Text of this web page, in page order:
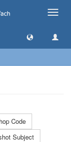
Toggle
Code
Subject